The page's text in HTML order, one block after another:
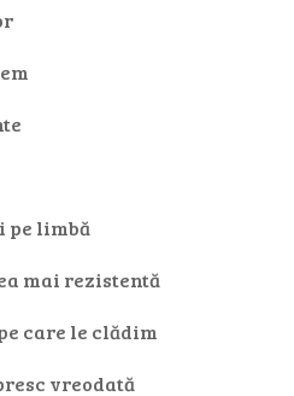
pe limbă
mai rezistentă
care le clădim
vreodată